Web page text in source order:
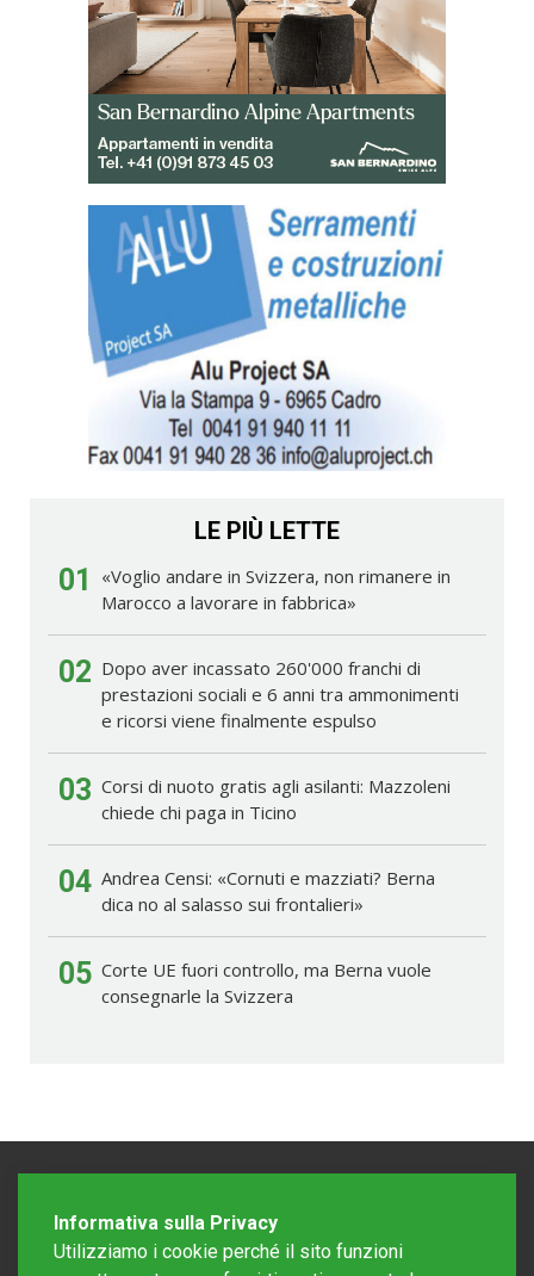
LE PIÙ LETTE
01
«Voglio andare in Svizzera, non rimanere in
Marocco a lavorare in fabbrica»
02 Dopo aver incassato 260'000 franchi di
prestazioni sociali e 6 anni tra ammonimenti
e ricorsi viene finalmente espulso
03 Corsi di nuoto gratis agli asilanti: Mazzoleni
chiede chi paga in Ticino
04 Andrea Censi: «Cornuti e mazziati? Berna
dica no al salasso sui frontalieri»
05 Corte UE fuori controllo, ma Berna vuole
consegnarle la Svizzera
Informativa sulla Privacy
Utilizziamo i cookie perché il sito funzioni